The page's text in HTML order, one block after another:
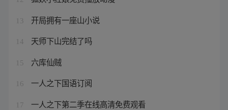
13 开局拥有一座山小说
14 天师下山完结了吗
15 六库仙贼
16 一人之下国语订阅
17 一人之下第二季在线高清免费观看